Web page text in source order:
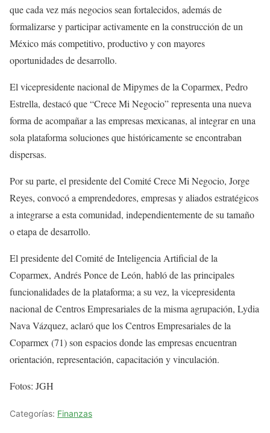
que cada vez más negocios sean fortalecidos, además de
formalizarse y participar activamente en la construcción de un
México más competitivo, productivo y con mayores
oportunidades de desarrollo.
El vicepresidente nacional de Mipymes de la Coparmex, Pedro
Estrella, destacó que “Crece Mi Negocio” representa una nueva
forma de acompañar a las empresas mexicanas, al integrar en una
sola plataforma soluciones que históricamente se encontraban
dispersas.
Por su parte, el presidente del Comité Crece Mi Negocio, Jorge
Reyes, convocó a emprendedores, empresas y aliados estratégicos
a integrarse a esta comunidad, independientemente de su tamaño
o etapa de desarrollo.
El presidente del Comité de Inteligencia Artificial de la
Coparmex, Andrés Ponce de León, habló de las principales
funcionalidades de la plataforma; a su vez, la vicepresidenta
nacional de Centros Empresariales de la misma agrupación, Lydia
Nava Vázquez, aclaró que los Centros Empresariales de la
Coparmex (71) son espacios donde las empresas encuentran
orientación, representación, capacitación y vinculación.
Fotos: JGH
Categorías: Finanzas